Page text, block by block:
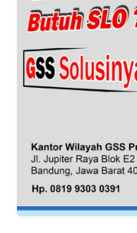
WN
NTT
WN
KEPRI
WN
BARAT